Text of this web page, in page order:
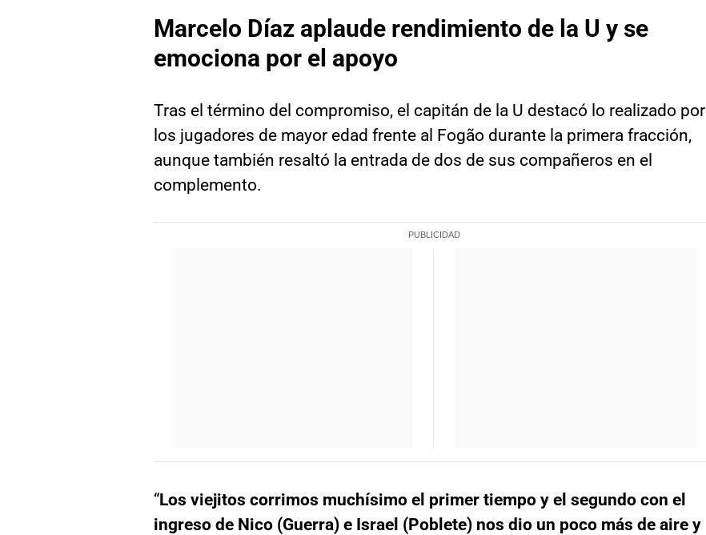
Marcelo Díaz aplaude rendimiento de la U y se
emociona por el apoyo
Tras el término del compromiso, el capitán de la U destacó lo realizado por
los jugadores de mayor edad frente al Fogão durante la primera fracción,
aunque también resaltó la entrada de dos de sus compañeros en el
complemento.
“Los viejitos corrimos muchísimo el primer tiempo y el segundo con el
ingreso de Nico (Guerra) e Israel (Poblete) nos dio un poco más de aire y